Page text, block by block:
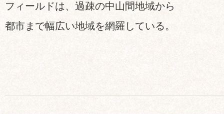
フィールドは、過疎の中山間地域から
都市まで幅広い地域を網羅している。